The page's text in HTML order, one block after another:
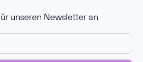
unseren Newsletter an